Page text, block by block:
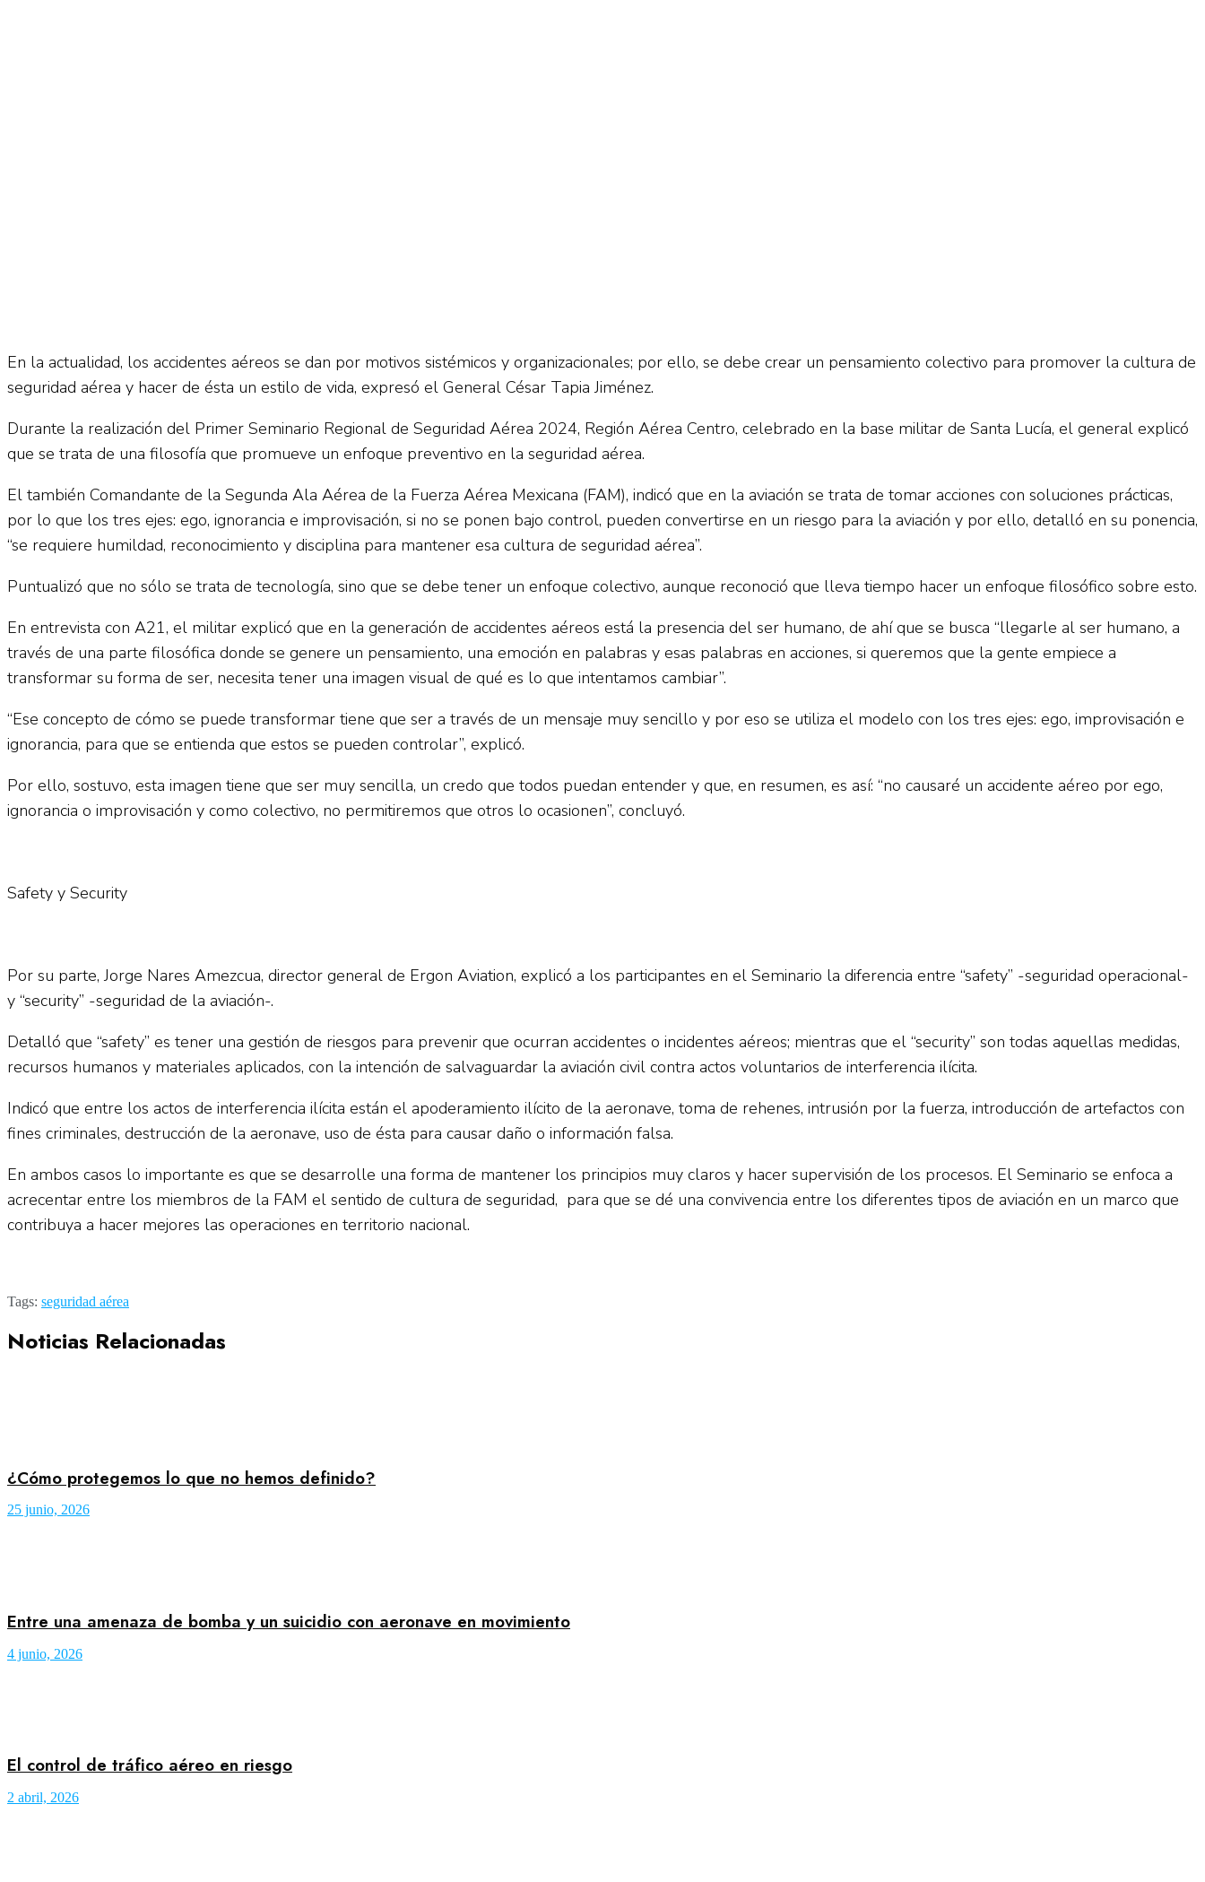
En la actualidad, los accidentes aéreos se dan por motivos sistémicos y organizacionales; por ello, se debe crear un pensamiento colectivo para promover la cultura de
seguridad aérea y hacer de ésta un estilo de vida, expresó el General César Tapia Jiménez.
Durante la realización del Primer Seminario Regional de Seguridad Aérea 2024, Región Aérea Centro, celebrado en la base militar de Santa Lucía, el general explicó
que se trata de una filosofía que promueve un enfoque preventivo en la seguridad aérea.
El también Comandante de la Segunda Ala Aérea de la Fuerza Aérea Mexicana (FAM), indicó que en la aviación se trata de tomar acciones con soluciones prácticas,
por lo que los tres ejes: ego, ignorancia e improvisación, si no se ponen bajo control, pueden convertirse en un riesgo para la aviación y por ello, detalló en su ponencia,
“se requiere humildad, reconocimiento y disciplina para mantener esa cultura de seguridad aérea”.
Puntualizó que no sólo se trata de tecnología, sino que se debe tener un enfoque colectivo, aunque reconoció que lleva tiempo hacer un enfoque filosófico sobre esto.
En entrevista con A21, el militar explicó que en la generación de accidentes aéreos está la presencia del ser humano, de ahí que se busca “llegarle al ser humano, a
través de una parte filosófica donde se genere un pensamiento, una emoción en palabras y esas palabras en acciones, si queremos que la gente empiece a
transformar su forma de ser, necesita tener una imagen visual de qué es lo que intentamos cambiar”.
“Ese concepto de cómo se puede transformar tiene que ser a través de un mensaje muy sencillo y por eso se utiliza el modelo con los tres ejes: ego, improvisación e
ignorancia, para que se entienda que estos se pueden controlar”, explicó.
Por ello, sostuvo, esta imagen tiene que ser muy sencilla, un credo que todos puedan entender y que, en resumen, es así: “no causaré un accidente aéreo por ego,
ignorancia o improvisación y como colectivo, no permitiremos que otros lo ocasionen”, concluyó.
Safety y Security
Por su parte, Jorge Nares Amezcua, director general de Ergon Aviation, explicó a los participantes en el Seminario la diferencia entre “safety” -seguridad operacional-
y “security” -seguridad de la aviación-.
Detalló que “safety” es tener una gestión de riesgos para prevenir que ocurran accidentes o incidentes aéreos; mientras que el “security” son todas aquellas medidas,
recursos humanos y materiales aplicados, con la intención de salvaguardar la aviación civil contra actos voluntarios de interferencia ilícita.
Indicó que entre los actos de interferencia ilícita están el apoderamiento ilícito de la aeronave, toma de rehenes, intrusión por la fuerza, introducción de artefactos con
fines criminales, destrucción de la aeronave, uso de ésta para causar daño o información falsa.
En ambos casos lo importante es que se desarrolle una forma de mantener los principios muy claros y hacer supervisión de los procesos. El Seminario se enfoca a
acrecentar entre los miembros de la FAM el sentido de cultura de seguridad, para que se dé una convivencia entre los diferentes tipos de aviación en un marco que
contribuya a hacer mejores las operaciones en territorio nacional.
Tags: seguridad aérea
Noticias Relacionadas
¿Cómo protegemos lo que no hemos definido?
25 junio, 2026
Entre una amenaza de bomba y un suicidio con aeronave en movimiento
4 junio, 2026
El control de tráfico aéreo en riesgo
2 abril, 2026